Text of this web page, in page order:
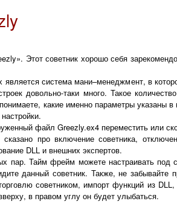
Этот советник хорошо себя
система мани–менеджмент, в
довольно-таки много. Такое
какие именно параметры указаны в
файл Greezly.ex4 переместить или
про включение советника,
DLL и внешних экспертов.
пар. Тайм фрейм можете настраивать под
данный советник. Также, не
советником, импорт функций из
в правом углу он будет улыбаться.